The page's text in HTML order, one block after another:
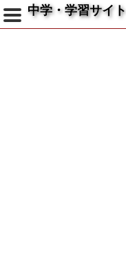
中学・学習サイト